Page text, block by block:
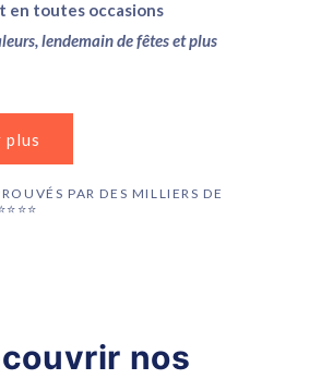
en toutes occasions
lendemain de fêtes et plus
plus
PAR DES MILLIERS DE
nos